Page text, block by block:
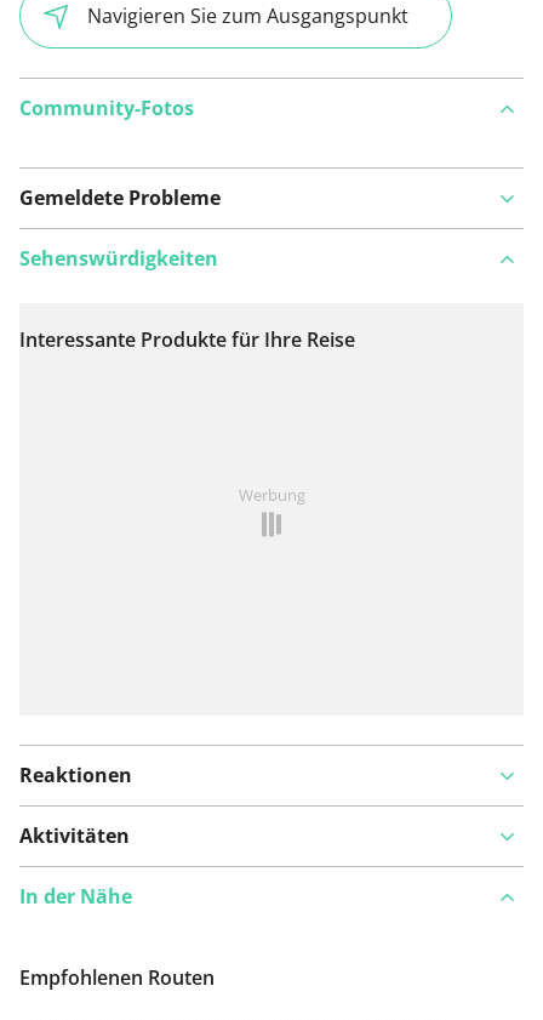
Navigieren Sie zum Ausgangspunkt
Community-Fotos
Gemeldete Probleme
Auf Karte anzeigen
Sehenswürdigkeiten
Interessante Produkte für Ihre Reise
Werbung
Reaktionen
Aktivitäten
In der Nähe
Empfohlenen Routen